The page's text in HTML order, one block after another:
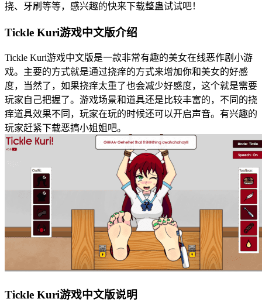
挠、牙刷等等，感兴趣的快来下载整蛊试试吧！
Tickle Kuri游戏中文版介绍
Tickle Kuri游戏中文版是一款非常有趣的美女在线恶作剧小游
戏。主要的方式就是通过挠痒的方式来增加你和美女的好感
度，当然了，如果挠痒太重了也会减少好感度，这个就是需要
玩家自己把握了。游戏场景和道具还是比较丰富的，不同的挠
痒道具效果不同，玩家在玩的时候还可以开启声音。有兴趣的
玩家赶紧下载恶搞小姐姐吧。
Tickle Kuri游戏中文版说明